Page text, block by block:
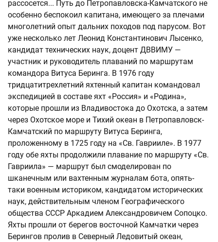
рассосется... Путь до Петропавловска-Камчатского не
особенно беспокоил капитана, имеющего за плечами
многолетний опыт дальних походов под парусом. Вот
уже несколько лет Леонид Константинович Лысенко,
кандидат технических наук, доцент ДВВИМУ —
участник и руководитель плаваний по маршрутам
командора Витуса Беринга. В 1976 году
тридцатитрехлетний яхтенный капитан командовал
экспедицией в составе яхт «Россия» и «Родина»,
которые прошли из Владивостока до Охотска, а затем
через Охотское море и Тихий океан в Петропавловск-
Камчатский по маршруту Витуса Беринга,
проложенному в 1725 году на «Св. Гаврииле». В 1977
году обе яхты продолжили плавание по маршруту «Св.
Гавриила» — маршрут был смоделирован по
шканечным или вахтенным журналам бота, опять-
таки военным историком, кандидатом исторических
наук, действительным членом Географического
общества СССР Аркадием Александровичем Сопоцко.
Яхты прошли от берегов восточной Камчатки через
Берингов пролив в Северный Ледовитый океан,